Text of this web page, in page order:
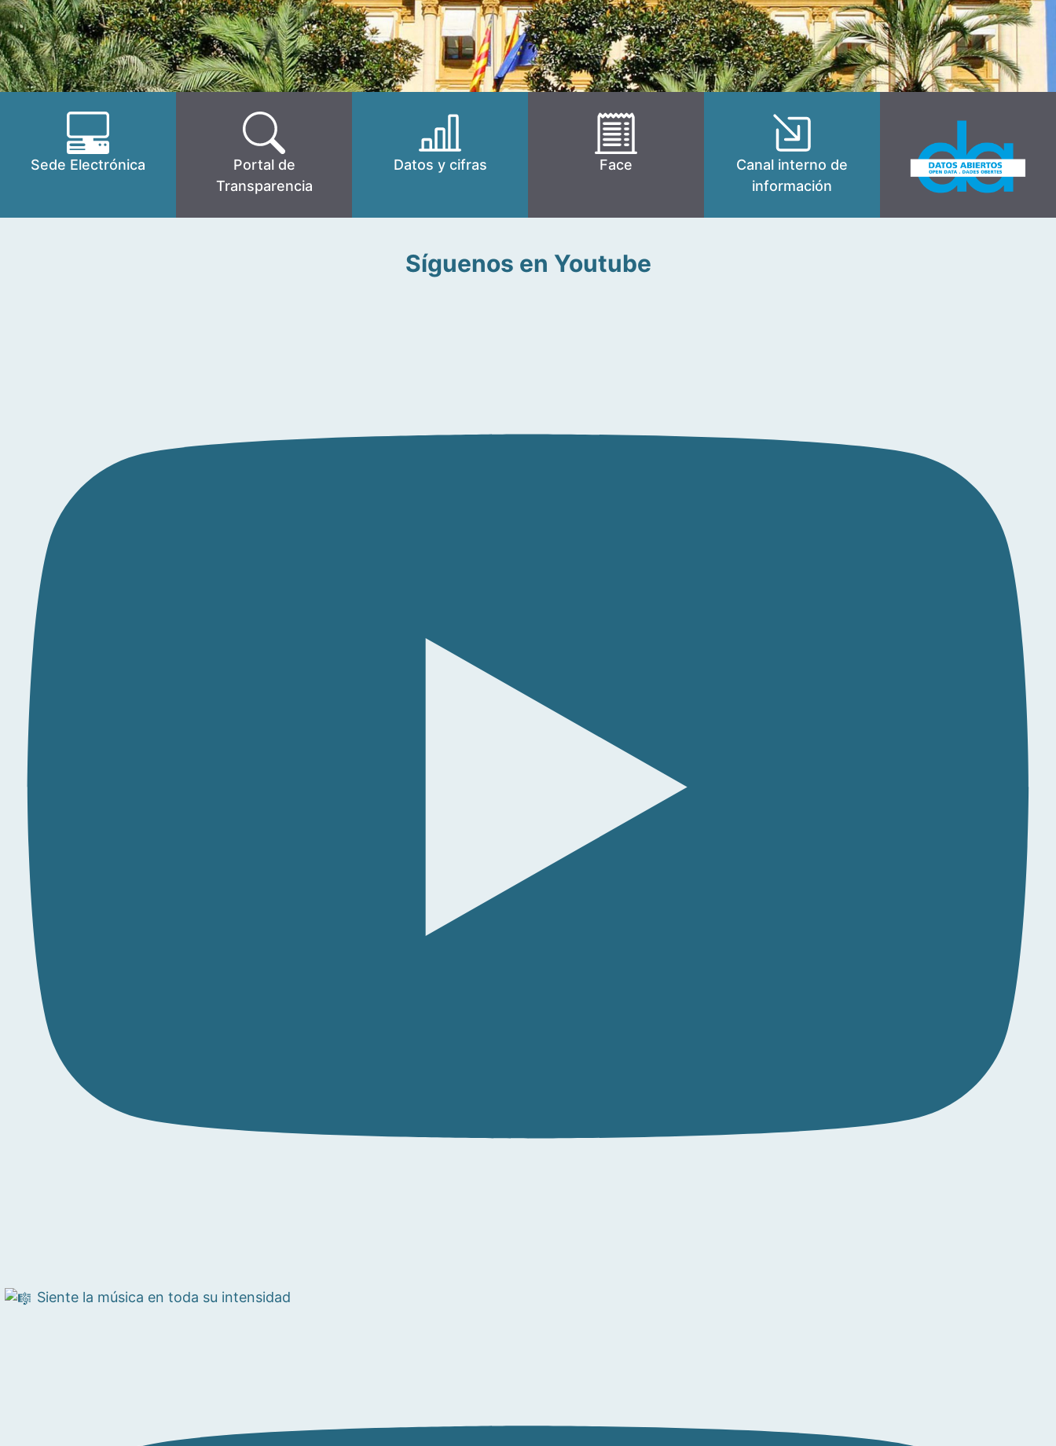
Sede Electrónica
Portal de
Transparencia
Datos y cifras Face
Canal interno de
información
Síguenos en Youtube
Siente la música en toda su intensidad